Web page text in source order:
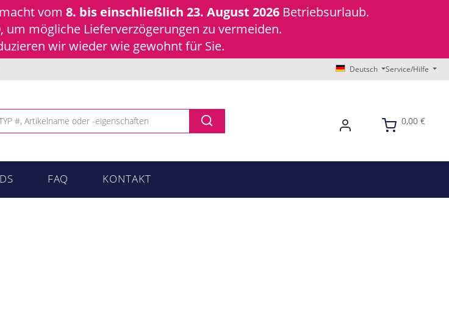
vom 8. bis einschließlich 23. August 2026 Betriebsurlaub.
um mögliche Lieferverzögerungen zu vermeiden.
wir wieder wie gewohnt für Sie.
Deutsch Service/Hilfe
0,00 €
FAQ KONTAKT